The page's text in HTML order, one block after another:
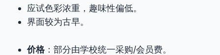
应试色彩浓重，趣味性偏低。
界面较为古早。
价格：部分由学校统一采购/会员费。